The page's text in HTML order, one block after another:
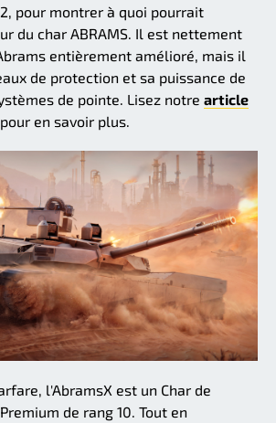
pour montrer à quoi pourrait
du char ABRAMS. Il est nettement
entièrement amélioré, mais il
de protection et sa puissance de
de pointe. Lisez notre article
pour en savoir plus.
l'AbramsX est un Char de
de rang 10. Tout en